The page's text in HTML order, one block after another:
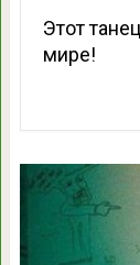
Этот
мире!